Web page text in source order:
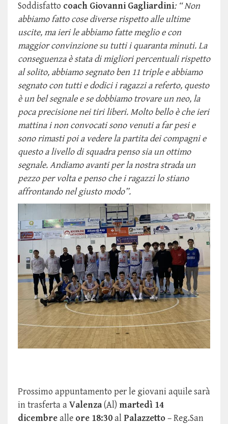
Soddisfatto coach Giovanni Gagliardini: “ Non
abbiamo fatto cose diverse rispetto alle ultime
uscite, ma ieri le abbiamo fatte meglio e con
maggior convinzione su tutti i quaranta minuti. La
conseguenza è stata di migliori percentuali rispetto
al solito, abbiamo segnato ben 11 triple e abbiamo
segnato con tutti e dodici i ragazzi a referto, questo
è un bel segnale e se dobbiamo trovare un neo, la
poca precisione nei tiri liberi. Molto bello è che ieri
mattina i non convocati sono venuti a far pesi e
sono rimasti poi a vedere la partita dei compagni e
questo a livello di squadra penso sia un ottimo
segnale. Andiamo avanti per la nostra strada un
pezzo per volta e penso che i ragazzi lo stiano
affrontando nel giusto modo”.
Prossimo appuntamento per le giovani aquile sarà
in trasferta aValenza(Al) martedì 14
dicembrealle ore 18:30alPalazzetto– Reg.San